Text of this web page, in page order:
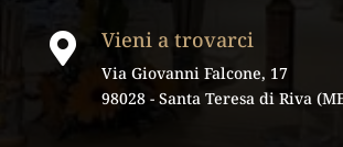
 Vieni a trovarci
Via Giovanni Falcone, 17
98028 - Santa Teresa di Riva